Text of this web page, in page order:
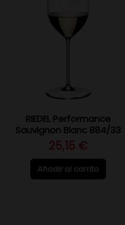
RIEDEL Performance
Sauvignon Blanc 884/33
25,15 €
Añadir al carrito